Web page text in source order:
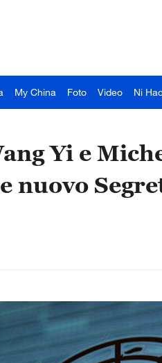
My China Foto Video Ni
Yi e
nuovo